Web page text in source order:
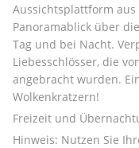
Aussichtsplattform
Panoramablick über
Tag und bei Nacht.
Liebesschlösser, die
angebracht wurden.
Wolkenkratzern!
Freizeit und
Hinweis: Nutzen Sie